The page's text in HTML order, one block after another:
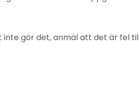
inte gör det, anmäl att det är fel